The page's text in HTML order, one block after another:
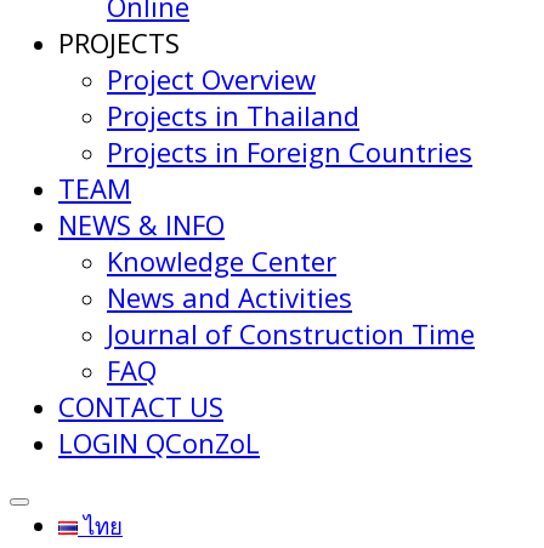
PROJECTS
Project Overview
Projects in Thailand
Projects in Foreign Countries
TEAM
NEWS & INFO
Knowledge Center
News and Activities
Journal of Construction Time
FAQ
CONTACT US
LOGIN QConZoL
ไทย